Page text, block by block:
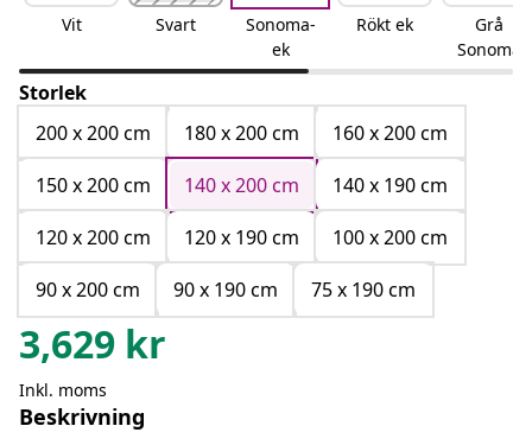
Vit Svart
Sonoma-
ek
Rökt ek
Grå
Sonoma
Storlek
200 x 200 cm
180 x 200 cm
160 x 200 cm
150 x 200 cm
140 x 200 cm
140 x 190 cm
120 x 200 cm
120 x 190 cm
100 x 200 cm
90 x 200 cm
90 x 190 cm 75 x 190 cm
3,629 kr
Inkl. moms
Beskrivning